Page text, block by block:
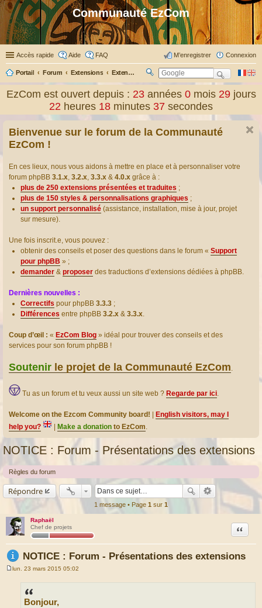
Communauté EzCom
Accès rapide Aide FAQ Connexion
M’enregistrer
Portail Forum Extensions Extensions présentées & traduites
ec
ch
er
EzCom est ouvert depuis : 23 années0 mois29 jours
22 heures 18 minutes 37 secondes
Bienvenue sur le forum de la Communauté
EzCom !
En ces lieux, nous vous aidons à mettre en place et à personnaliser votre
forum phpBB 3.1.x, 3.2.x, 3.3.x & 4.0.x grâce à :
plus de 250 extensions présentées et traduites ;
plus de 150 styles & personnalisations graphiques ;
un support personnalisé (assistance, installation, mise à jour, projet
sur mesure).
Une fois inscrit.e, vous pouvez :
obtenir des conseils et poser des questions dans le forum « Support
pour phpBB » ;
demander & proposer des traductions d’extensions dédiées à phpBB.
Dernières nouvelles :
Correctifs pour phpBB 3.3.3 ;
Différences entre phpBB 3.2.x & 3.3.x.
Coup d’œil : « EzCom Blog » idéal pour trouver des conseils et des
services pour son forum phpBB !
Soutenir le projet de la Communauté EzCom.
Tu as un forum et tu veux aussi un site web ? Regarde par ici.
Welcome on the Ezcom Community board!
English visitors, may I
help you?
Make a donation to EzCom.
NOTICE : Forum - Présentations des extensions
Règles du forum
Répondre
1 message • Page 1 sur 1
Raphaël
Chef de projets
NOTICE : Forum - Présentations des extensions
Citation
lun. 23 mars 2015 05:02
Bonjour,